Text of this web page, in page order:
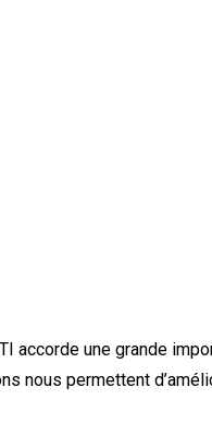
accorde une grande
nous permettent